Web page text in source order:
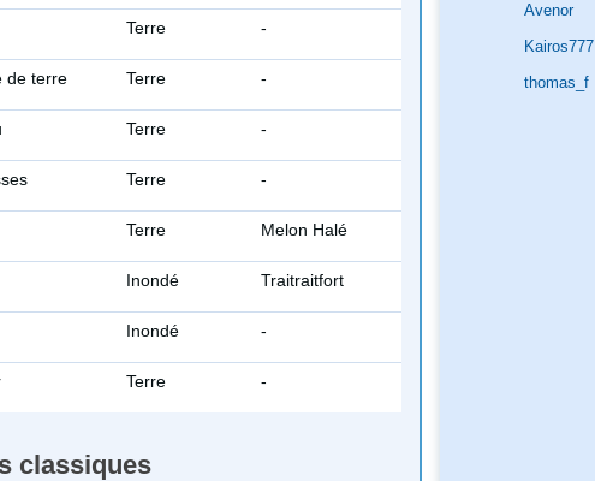
Avenor
Kairos777
thomas_f
Terre -
de terre Terre -
Terre -
Terre -
Terre Melon Halé
Inondé Traitraitfort
Inondé -
Terre -
classiques